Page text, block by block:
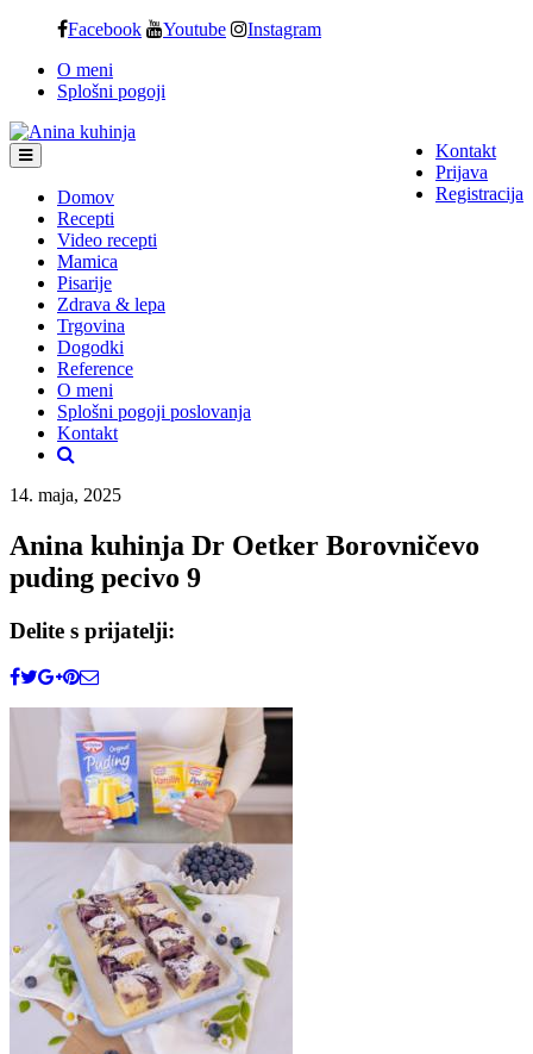
content
Facebook Youtube Instagram
O meni
Splošni pogoji
Kontakt
Prijava
Registracija
Domov
Recepti
Video recepti
Mamica
Pisarije
Zdrava & lepa
Trgovina
Dogodki
Reference
O meni
Splošni pogoji poslovanja
Kontakt
14. maja, 2025
Anina kuhinja Dr Oetker Borovničevo
puding pecivo 9
Delite s prijatelji: